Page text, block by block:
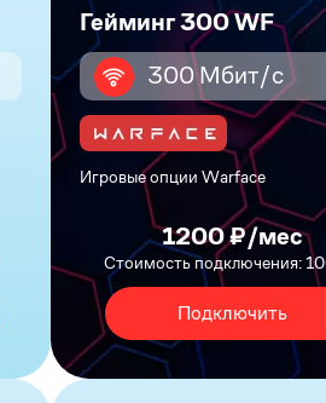
Гейминг 300 WF
300 Мбит/с
Игровые опции Warface
1200 ₽/мес
Стоимость подключения:
Подключить